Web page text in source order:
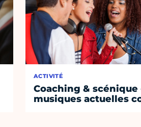
ACTIVITÉ
Coaching & scénique
musiques actuelles